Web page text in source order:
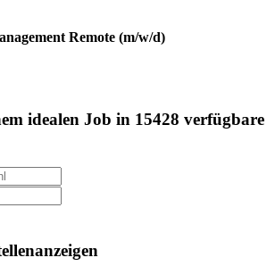
Remote (m/w/d)
idealen Job in 15428 verfügbare